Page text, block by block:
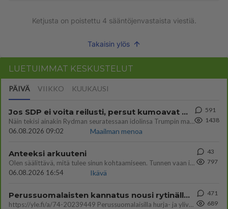
Ketjusta on poistettu 4 sääntöjenvastaista viestiä.
Takaisin ylös
LUETUIMMAT KESKUSTELUT
PÄIVÄ VIIKKO KUUKAUSI
Jos SDP ei voita reilusti, persut kumoavat demokratian Suomesta
Näin tekisi ainakin Rydman seuratessaan idolinsa Trumpin mallia https://www.is.fi/politiikka/art-2000012187244.html
06.08.2026 09:02
Maailman menoa
591
1438
Anteeksi arkuuteni
Olen säälittävä, mitä tulee sinun kohtaamiseen. Tunnen vaan itseni todella epävarmaksi sun kanssa. Jos minun olisi pitän
06.08.2026 16:54
Ikävä
43
797
Perussuomalaisten kannatus nousi rytinällä Ylen tänään julkaisemassa tuoreimmassa gallup-kyselyssä.
https://yle.fi/a/74-20239449 Perussuomalaisilla hurja- ja ylivoimaisesti suurin nousu tässä uudessa Ylen gallupissa. Kyl
471
689